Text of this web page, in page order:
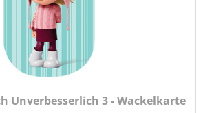
Unverbesserlich 3 - Wackelkarte